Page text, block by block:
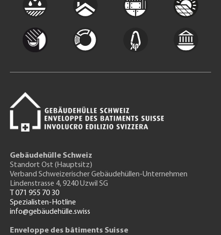
Gebäudehülle Schweiz
Standort Ost (Hauptsitz)
Verband Schweizerischer Gebäudehüllen-Unternehmen
Lindenstrasse 4, 9240 Uzwil SG
T 071 955 70 30
Spezialisten-Hotline
info@gebäudehülle.swiss
Enveloppe des bâtiments Suisse